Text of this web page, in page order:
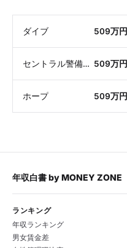
ダイブ 509万円
セントラル警備保障 509万円
ホープ 509万円
年収白書byMONEY ZONE
ランキング
年収ランキング
男女賃金差